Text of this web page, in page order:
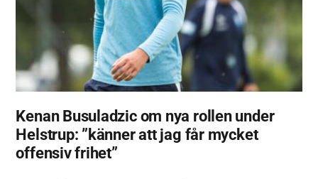
Kenan Busuladzic om nya rollen under
Helstrup: ”känner att jag får mycket
offensiv frihet”